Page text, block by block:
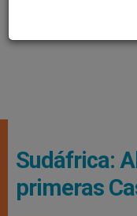
Sudáfrica:
primeras